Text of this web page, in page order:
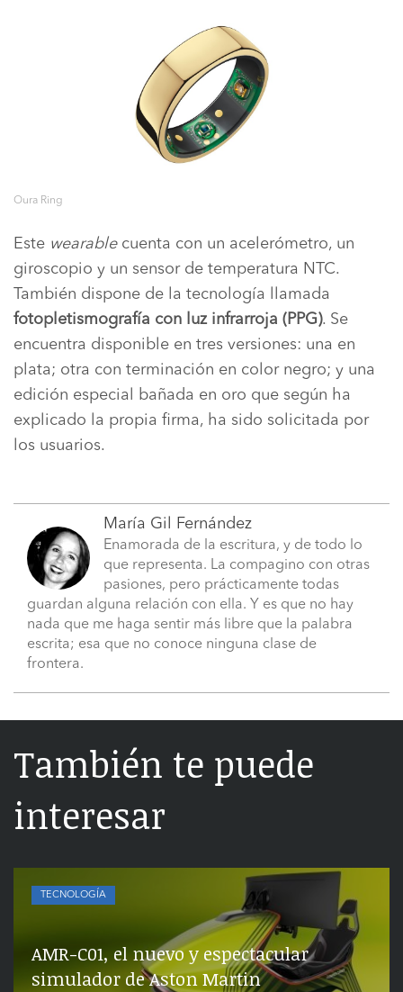
Oura Ring
Este wearablecuenta con un acelerómetro, un
giroscopio y un sensor de temperatura NTC.
También dispone de la tecnología llamada
fotopletismografía con luz infrarroja (PPG). Se
encuentra disponible en tres versiones: una en
plata; otra con terminación en color negro; y una
edición especial bañada en oro que según ha
explicado la propia firma, ha sido solicitada por
los usuarios.
María Gil Fernández
Enamorada de la escritura, y de todo lo
que representa. La compagino con otras
pasiones, pero prácticamente todas
guardan alguna relación con ella. Y es que no hay
nada que me haga sentir más libre que la palabra
escrita; esa que no conoce ninguna clase de
frontera.
También te puede
interesar
TECNOLOGÍA
AMR-C01, el nuevo y espectacular
simulador de Aston Martin